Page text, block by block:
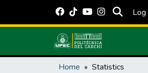
Log
Home Statistics